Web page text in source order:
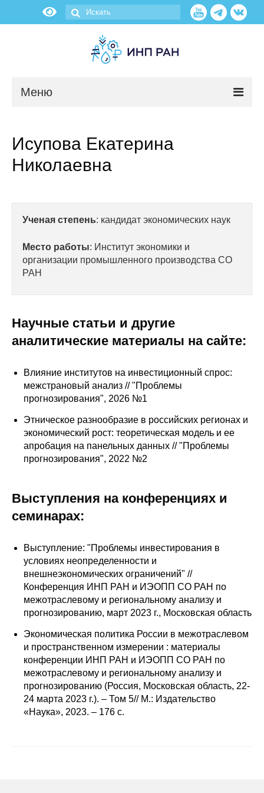
Меню
О нас
Сотрудники
Отчетность
Противодействие коррупции
Публикации
Научная жизнь
Издания
Проблемы прогнозирования
Номера журналов
Редакционная этика
Информация для авторов
Общие требования
Стандарты оформления
Научные труды
О журнале
Выпуски
Исупова Екатерина
Николаевна
Ученая степень: кандидат экономических наук
Место работы: Институт экономики и
организации промышленного производства СО
РАН
Научные статьи и другие
аналитические материалы на сайте:
Влияние институтов на инвестиционный спрос:
межстрановый анализ // "Проблемы
прогнозирования", 2026 №1
Этническое разнообразие в российских регионах и
экономический рост: теоретическая модель и ее
апробация на панельных данных // "Проблемы
прогнозирования", 2022 №2
Выступления на конференциях и
семинарах:
Выступление: "Проблемы инвестирования в
условиях неопределенности и
внешнеэкономических ограничений" //
Конференция ИНП РАН и ИЭОПП СО РАН по
межотраслевому и региональному анализу и
прогнозированию, март 2023 г., Московская область
Экономическая политика России в межотраслевом
и пространственном измерении : материалы
конференции ИНП РАН и ИЭОПП СО РАН по
межотраслевому и региональному анализу и
прогнозированию (Россия, Московская область, 22-
24 марта 2023 г.). – Том 5// М.: Издательство
«Наука», 2023. – 176 с.